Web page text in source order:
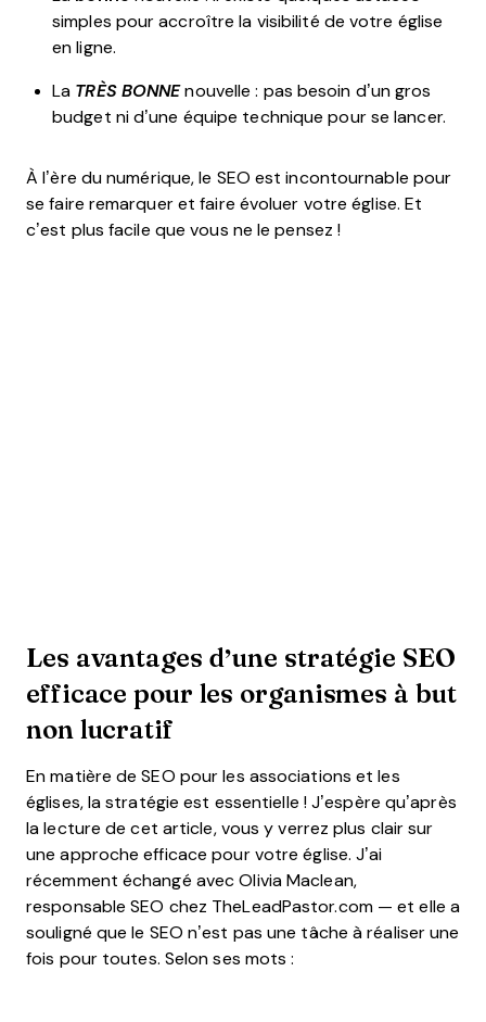
simples pour accroître la visibilité de votre église
en ligne.
La TRÈS BONNEnouvelle : pas besoin d’un gros
budget ni d’une équipe technique pour se lancer.
À l’ère du numérique, le SEO est incontournable pour
se faire remarquer et faire évoluer votre église. Et
c’est plus facile que vous ne le pensez !
Les avantages d’une stratégie SEO
efficace pour les organismes à but
non lucratif
En matière de SEO pour les associations et les
églises, la stratégie est essentielle ! J’espère qu’après
la lecture de cet article, vous y verrez plus clair sur
une approche efficace pour votre église. J’ai
récemment échangé avec Olivia Maclean,
responsable SEO chez TheLeadPastor.com — et elle a
souligné que le SEO n’est pas une tâche à réaliser une
fois pour toutes. Selon ses mots :